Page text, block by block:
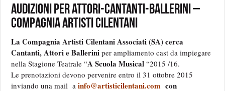
Audizioni per attori-cantanti-ballerini –
Compagnia Artisti Cilentani
La Compagnia Artisti Cilentani Associati (SA) cerca
Cantanti, Attori e Ballerini per ampliamento cast da impiegare
nella Stagione Teatrale “A Scuola Musical “2015 /16.
Le prenotazioni devono pervenire entro il 31 ottobre 2015
inviando una mail a info@artisticilentani.com con